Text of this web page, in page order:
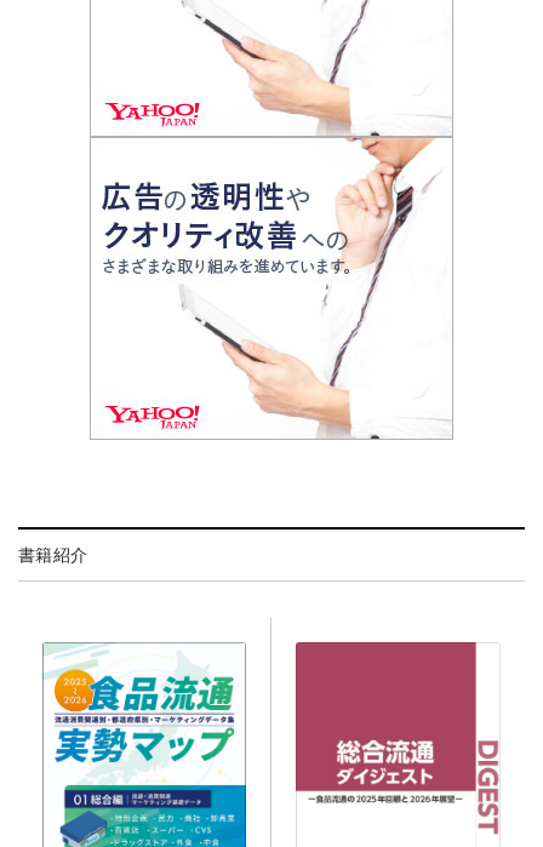
書籍紹介